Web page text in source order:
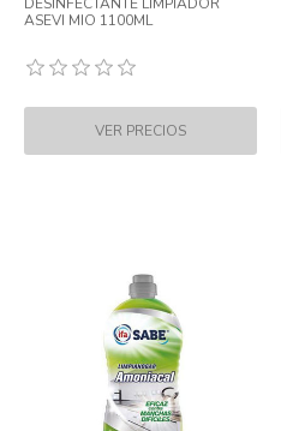
ASEVI MIO 1100ML